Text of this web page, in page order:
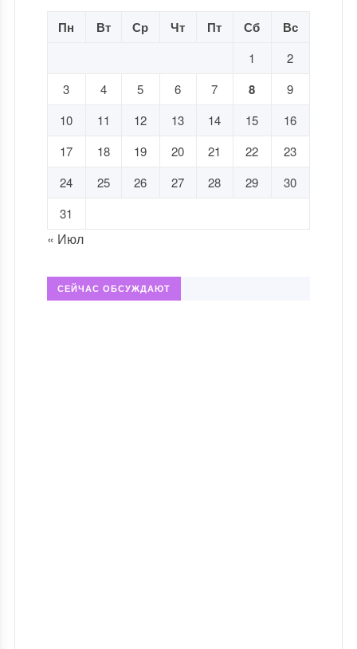
Пн Вт Ср Чт Пт Сб Вс
1
2
3
4 5 6 7 8
9
10
11 12 13 14 15
16
17
18 19 20 21 22
23
24
25 26 27 28 29
30
31
« Июл
СЕЙЧАС ОБСУЖДАЮТ